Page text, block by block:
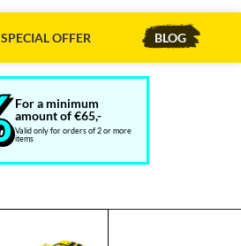
SPECIAL OFFER BLOG
For a minimum
amount of €65,-
Valid only for orders of 2 or more
items